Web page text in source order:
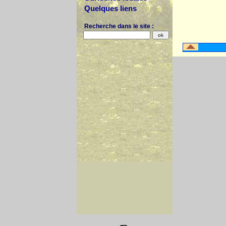
Quelques liens
Recherche dans le site :